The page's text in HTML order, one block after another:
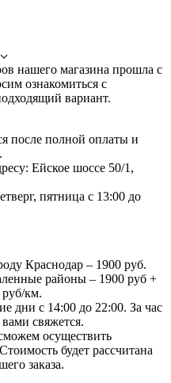
нашего магазина прошла с
ознакомиться с
вариант.
после полной оплаты и
Ейское шоссе 50/1,
пятница с 13:00 до
Краснодар – 1900 руб.
районы – 1900 руб +
км.
дни с 14:00 до 22:00. За час
свяжется.
осуществить
будет рассчитана
заказа.